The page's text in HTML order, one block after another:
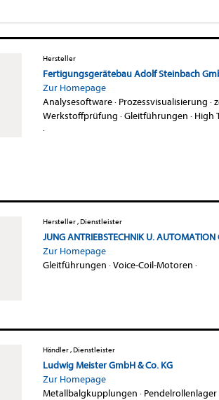
Hersteller
Fertigungsgerätebau Adolf Steinbach
Zur Homepage
Analysesoftware· Prozessvisualisierung ·
Werkstoffprüfung ·Gleitführungen · High
·
Hersteller , Dienstleister
JUNG ANTRIEBSTECHNIK U. AUTOMATION
Zur Homepage
Gleitführungen ·Voice-Coil-Motoren ·
Händler , Dienstleister
Ludwig Meister GmbH & Co. KG
Zur Homepage
Metallbalgkupplungen · Pendelrollenlager